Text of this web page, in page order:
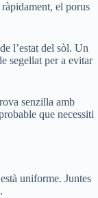
el porus
l’estat del sòl. Un
segellat per a evitar
senzilla amb
que necessiti
uniforme. Juntes